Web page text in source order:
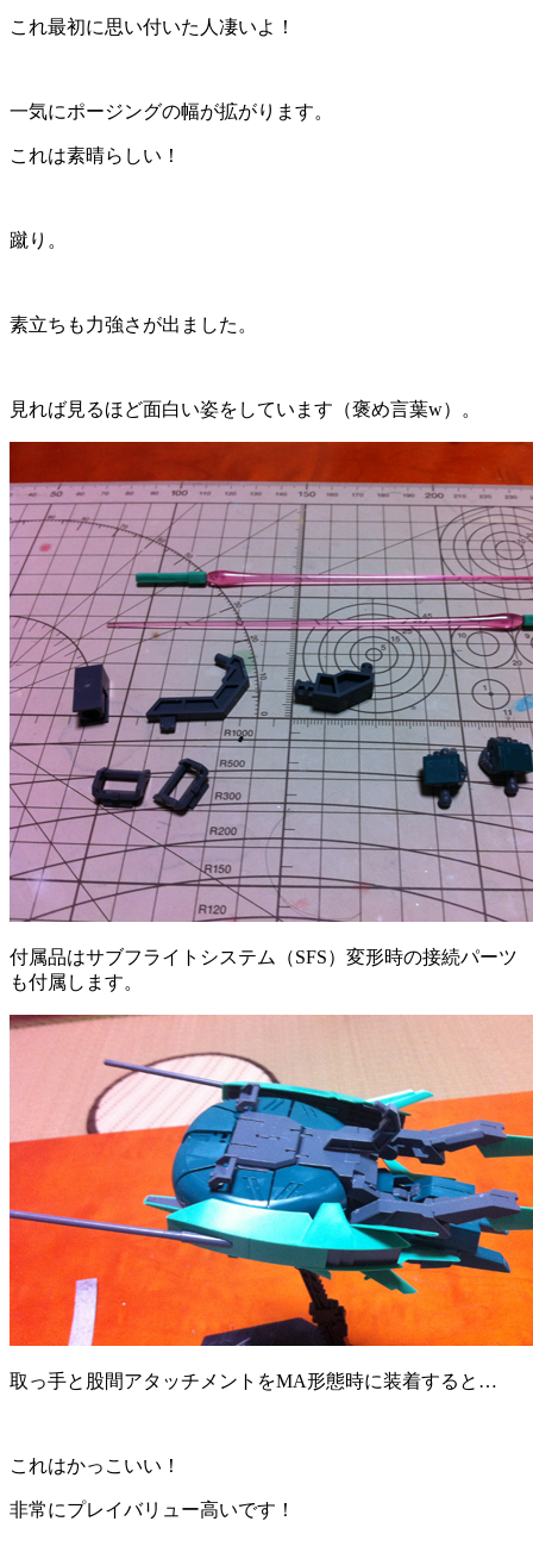
これ最初に思い付いた人凄いよ！
一気にポージングの幅が拡がります。
これは素晴らしい！
蹴り。
素立ちも力強さが出ました。
見れば見るほど面白い姿をしています（褒め言葉w）。
付属品はサブフライトシステム（SFS）変形時の接続パーツ
も付属します。
取っ手と股間アタッチメントをMA形態時に装着すると…
これはかっこいい！
非常にプレイバリュー高いです！